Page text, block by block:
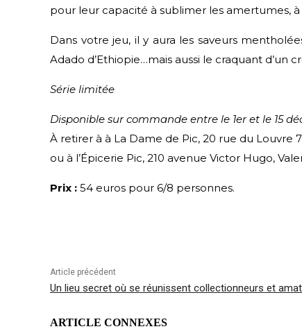
pour leur capacité à sublimer les amertumes,
Dans votre jeu, il y aura les saveurs
Adado d’Ethiopie…mais aussi le craquant d’un
Série limitée
Disponible sur commande entre le 1er et le 15
À retirer à à La Dame de Pic, 20 rue du Louvre
ou à l’Épicerie Pic, 210 avenue Victor Hugo,
Prix : 54 euros pour 6/8 personnes.
Article précédent
Un lieu secret où se réunissent collectionneurs et
ARTICLE CONNEXES